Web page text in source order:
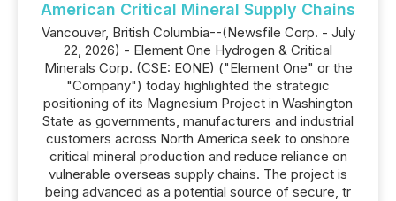
American Critical Mineral Supply Chains
Vancouver, British Columbia--(Newsfile Corp. - July
22, 2026) - Element One Hydrogen & Critical
Minerals Corp. (CSE: EONE) ("Element One" or the
"Company") today highlighted the strategic
positioning of its Magnesium Project in Washington
State as governments, manufacturers and industrial
customers across North America seek to onshore
critical mineral production and reduce reliance on
vulnerable overseas supply chains. The project is
being advanced as a potential source of secure, tr